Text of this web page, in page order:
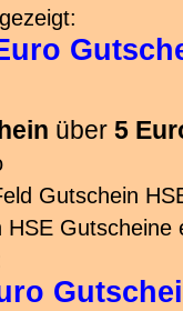
über 5
Gutschein
Gutscheine